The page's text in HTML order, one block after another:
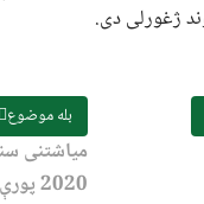
ژغورلی دی.
بله موضوع
میاشتنی
2020 پورې